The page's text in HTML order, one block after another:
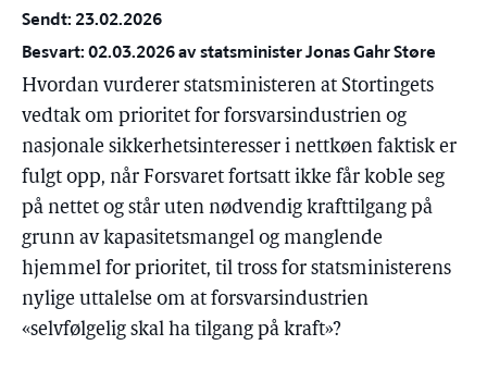
Sendt: 23.02.2026
Besvart: 02.03.2026 av statsminister Jonas Gahr Støre
Hvordan vurderer statsministeren at Stortingets
vedtak om prioritet for forsvarsindustrien og
nasjonale sikkerhetsinteresser i nettkøen faktisk er
fulgt opp, når Forsvaret fortsatt ikke får koble seg
på nettet og står uten nødvendig krafttilgang på
grunn av kapasitetsmangel og manglende
hjemmel for prioritet, til tross for statsministerens
nylige uttalelse om at forsvarsindustrien
«selvfølgelig skal ha tilgang på kraft»?